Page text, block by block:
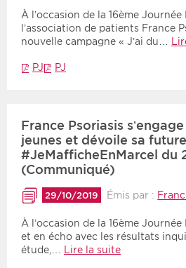
À l’occasion de la 16ème Journée
l’association de patients France
nouvelle campagne « J’ai du…
PJ PJ
France Psoriasis
jeunes et dévoile sa
#JeMafficheEnMarcel du
(Communiqué)
29/10/2019 Émis par :
À l’occasion de la 16ème
et en écho avec les résultats
étude,… Lire la suite